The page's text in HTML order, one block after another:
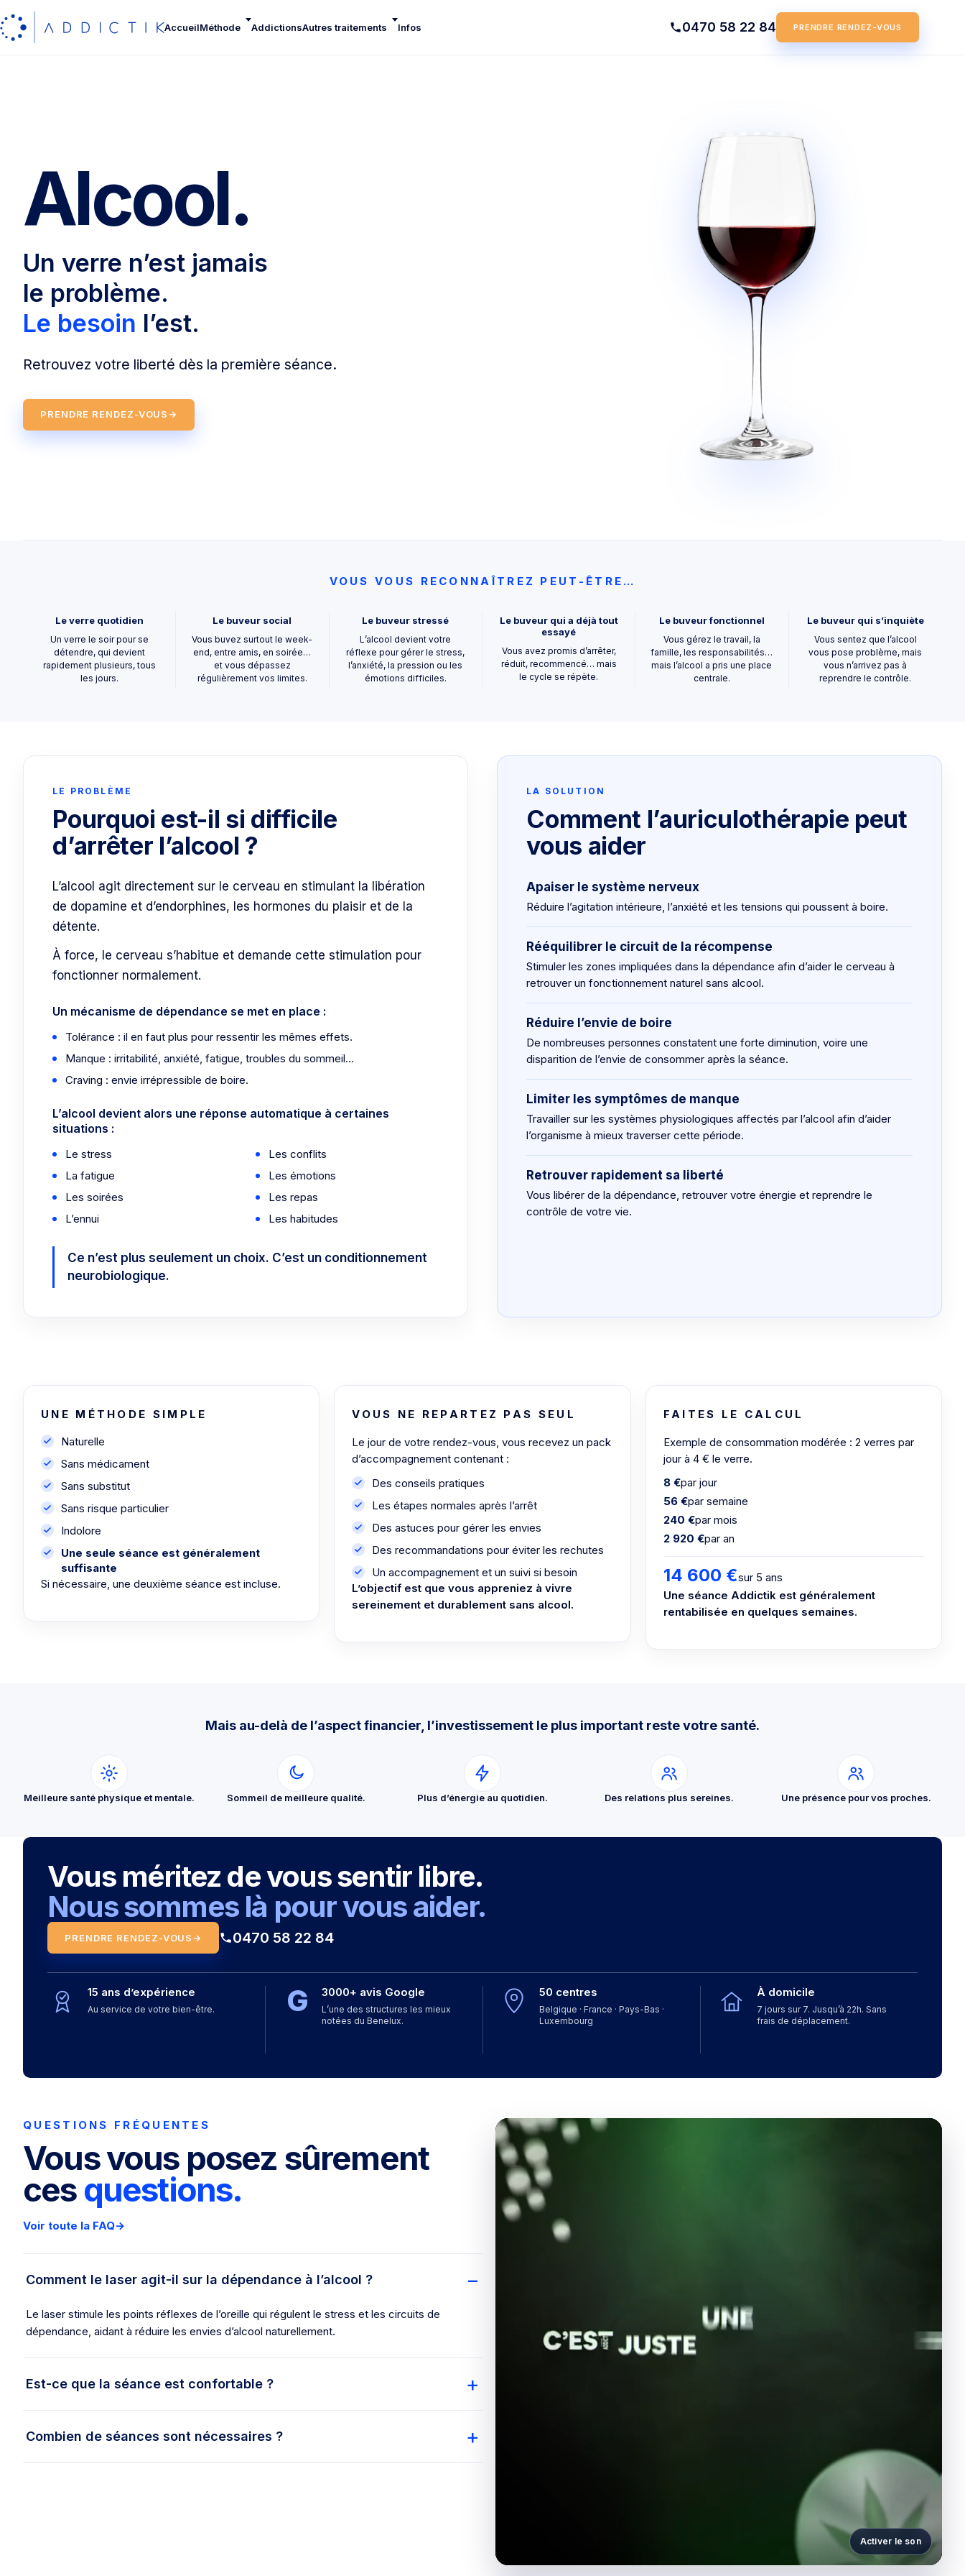
AccueilMéthode AddictionsAutres traitements Infos 0470 58 22 84 PRENDRE RENDEZ-VOUS
Alcool.
Un verre n’est jamais
le problème.
Le besoin l’est.
Retrouvez votre liberté dès la première séance.
PRENDRE RENDEZ-VOUS→
VOUS VOUS RECONNAÎTREZ PEUT-ÊTRE…
Le verre quotidien
Un verre le soir pour se
détendre, qui devient
rapidement plusieurs, tous
les jours.
Le buveur social
Vous buvez surtout le week-
end, entre amis, en soirée…
et vous dépassez
régulièrement vos limites.
Le buveur stressé
L’alcool devient votre
réflexe pour gérer le stress,
l’anxiété, la pression ou les
émotions difficiles.
Le buveur qui a déjà tout
essayé
Vous avez promis d’arrêter,
réduit, recommencé… mais
le cycle se répète.
Le buveur fonctionnel
Vous gérez le travail, la
famille, les responsabilités…
mais l’alcool a pris une place
centrale.
Le buveur qui s’inquiète
Vous sentez que l’alcool
vous pose problème, mais
vous n’arrivez pas à
reprendre le contrôle.
LE PROBLÈME
Pourquoi est-il si difficile
d’arrêter l’alcool ?
L’alcool agit directement sur le cerveau en stimulant la libération
de dopamine et d’endorphines, les hormones du plaisir et de la
détente.
À force, le cerveau s’habitue et demande cette stimulation pour
fonctionner normalement.
Un mécanisme de dépendance se met en place :
Tolérance : il en faut plus pour ressentir les mêmes effets.
Manque : irritabilité, anxiété, fatigue, troubles du sommeil…
Craving : envie irrépressible de boire.
L’alcool devient alors une réponse automatique à certaines
situations :
Le stress
Les conflits
La fatigue
Les émotions
Les soirées
Les repas
L’ennui
Les habitudes
Ce n’est plus seulement un choix. C’est un conditionnement
neurobiologique.
LA SOLUTION
Comment l’auriculothérapie peut
vous aider
Apaiser le système nerveux
Réduire l’agitation intérieure, l’anxiété et les tensions qui poussent à boire.
Rééquilibrer le circuit de la récompense
Stimuler les zones impliquées dans la dépendance afin d’aider le cerveau à
retrouver un fonctionnement naturel sans alcool.
Réduire l’envie de boire
De nombreuses personnes constatent une forte diminution, voire une
disparition de l’envie de consommer après la séance.
Limiter les symptômes de manque
Travailler sur les systèmes physiologiques affectés par l’alcool afin d’aider
l’organisme à mieux traverser cette période.
Retrouver rapidement sa liberté
Vous libérer de la dépendance, retrouver votre énergie et reprendre le
contrôle de votre vie.
UNE MÉTHODE SIMPLE
Naturelle
Sans médicament
Sans substitut
Sans risque particulier
Indolore
Une seule séance est généralement
suffisante
Si nécessaire, une deuxième séance est incluse.
VOUS NE REPARTEZ PAS SEUL
Le jour de votre rendez-vous, vous recevez un pack
d’accompagnement contenant :
Des conseils pratiques
Les étapes normales après l’arrêt
Des astuces pour gérer les envies
Des recommandations pour éviter les rechutes
Un accompagnement et un suivi si besoin
L’objectif est que vous appreniez à vivre
sereinement et durablement sans alcool.
FAITES LE CALCUL
Exemple de consommation modérée : 2 verres par
jour à 4 € le verre.
8 €par jour
56 €par semaine
240 €par mois
2 920 €par an
14 600 €sur 5 ans
Une séance Addictik est généralement
rentabilisée en quelques semaines.
Mais au-delà de l’aspect financier, l’investissement le plus important reste votre santé.
Meilleure santé physique et mentale. Sommeil de meilleure qualité. Plus d’énergie au quotidien. Des relations plus sereines. Une présence pour vos proches.
Vous méritez de vous sentir libre.
Nous sommes là pour vous aider.
PRENDRE RENDEZ-VOUS→ 0470 58 22 84
15 ans d’expérience
Au service de votre bien-être. G 3000+ avis Google
L’une des structures les mieux
notées du Benelux.
50 centres
Belgique · France · Pays-Bas ·
Luxembourg
À domicile
7 jours sur 7. Jusqu’à 22h. Sans
frais de déplacement.
QUESTIONS FRÉQUENTES
Vous vous posez sûrement
ces questions.
Voir toute la FAQ→
Comment le laser agit-il sur la dépendance à l’alcool ?
Le laser stimule les points réflexes de l’oreille qui régulent le stress et les circuits de
dépendance, aidant à réduire les envies d’alcool naturellement.
Est-ce que la séance est confortable ?
Combien de séances sont nécessaires ?
Activer le son